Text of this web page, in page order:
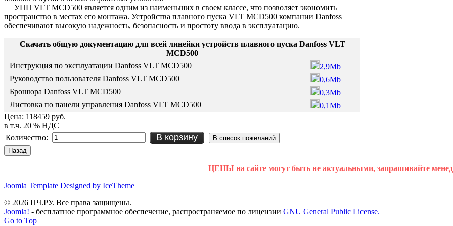
УПП VLT MCD500 является одним из наименьших в своем классе, что позволяет экономить
пространство в местах его монтажа. Устройства плавного пуска VLT MCD500 компании Danfoss
обеспечивают высокую надежность, безопасность и простоту ввода в эксплуатацию.
Скачать общую документацию для всей линейки устройств плавного пуска Danfoss VLT
MCD500
Инструкция по эксплуатации Danfoss VLT MCD500
2,9Mb
Руководство пользователя Danfoss VLT MCD500
0,6Mb
Брошюра Danfoss VLT MCD500
0,3Mb
Листовка по панели управления Danfoss VLT MCD500
0,1Mb
Цена: 118459 руб.
в т.ч. 20 % НДС
Количество:
В корзину
ЦЕНЫ на сайте могут быть не актуальными, запрашивайте
Joomla Template Designed by IceTheme
© 2026 ПЧ.РУ. Все права защищены.
Joomla! - бесплатное программное обеспечение, распространяемое по лицензии GNU General Public License.
Go to Top